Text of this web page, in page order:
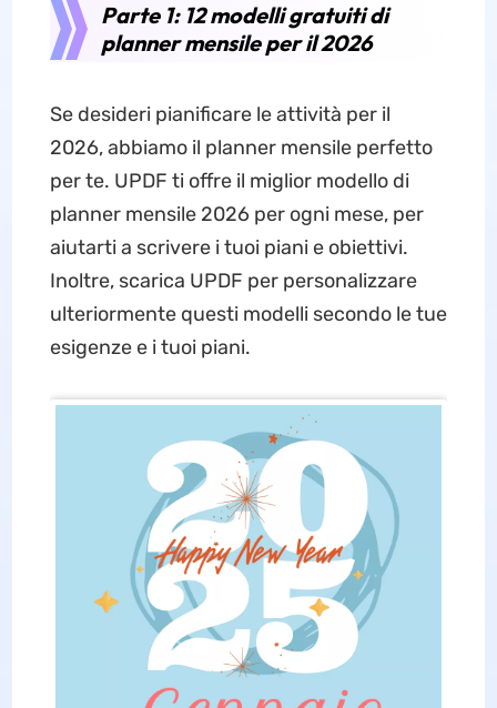
Parte 1: 12 modelli gratuiti di
planner mensile per il 2026
Se desideri pianificare le attività per il
2026, abbiamo il planner mensile perfetto
per te. UPDF ti offre il miglior modello di
planner mensile 2026 per ogni mese, per
aiutarti a scrivere i tuoi piani e obiettivi.
Inoltre, scarica UPDF per personalizzare
ulteriormente questi modelli secondo le tue
esigenze e i tuoi piani.